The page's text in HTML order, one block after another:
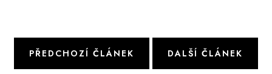
PŘEDCHOZÍ ČLÁNEK DALŠÍ ČLÁNEK